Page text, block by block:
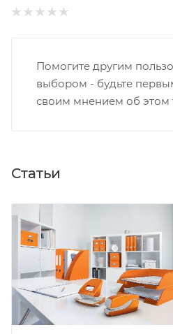
Помогите другим
выбором - будьте
своим мнением об этом
Статьи